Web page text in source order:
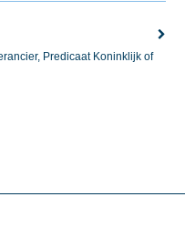
Predicaat Koninklijk of